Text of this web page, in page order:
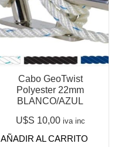
Cabo GeoTwist
Polyester 22mm
BLANCO/AZUL
U$S 10,00 iva inc
AÑADIR AL CARRITO